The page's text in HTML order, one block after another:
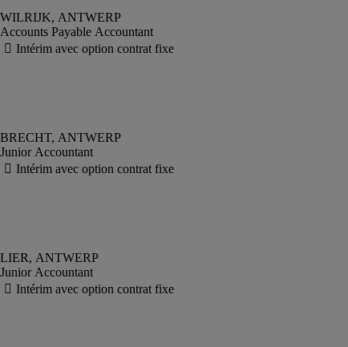
Accounts Payable Accountant
Junior Accountant
Junior Accountant